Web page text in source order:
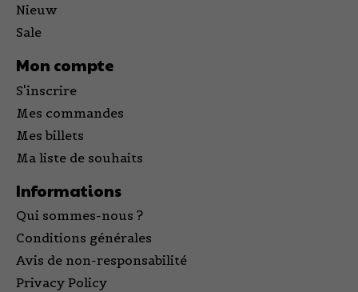
Nieuw
Sale
Mon compte
S'inscrire
Mes commandes
Mes billets
Ma liste de souhaits
Informations
Qui sommes-nous ?
Conditions générales
Avis de non-responsabilité
Privacy Policy